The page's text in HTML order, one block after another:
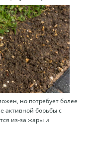
но потребует более
активной борьбы с
из-за жары и